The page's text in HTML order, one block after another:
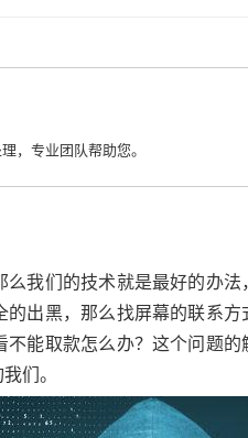
，专业团队帮助您。
我们的技术就是最好的办
出黑，那么找屏幕的联系
能取款怎么办？这个问题
们。